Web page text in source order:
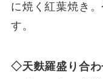
に焼く紅葉焼き
す。
◇天麩羅盛り合わ